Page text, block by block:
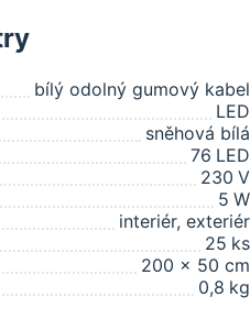
bílý odolný gumový kabel
LED
sněhová bílá
76 LED
230 V
5 W
interiér, exteriér
25 ks
200 x 50 cm
0,8 kg